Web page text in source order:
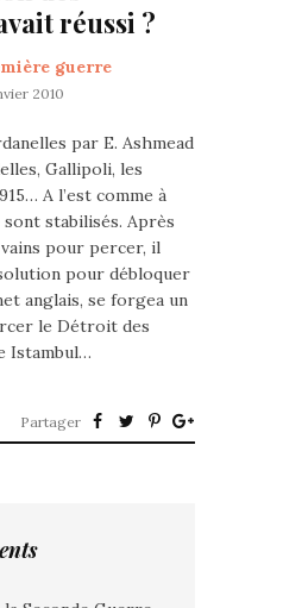
réussi ?
guerre
2010
par E. Ashmead
Gallipoli, les
A l’est comme à
stabilisés. Après
pour percer, il
pour débloquer
anglais, se forgea un
le Détroit des
Istambul…
Partager